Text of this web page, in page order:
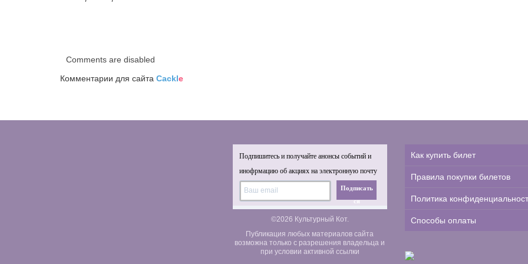
Comments are disabled
Комментарии для сайта Cackle
Подпишитесь и получайте анонсы событий и
инофрмацию об акциях на электронную почту
Подписать
ся
©2026 Культурный Кот.
Публикация любых материалов сайта
возможна только с разрешения владельца и
при условии активной ссылки
Как купить билет
Правила покупки билетов
Политика
Способы оплаты